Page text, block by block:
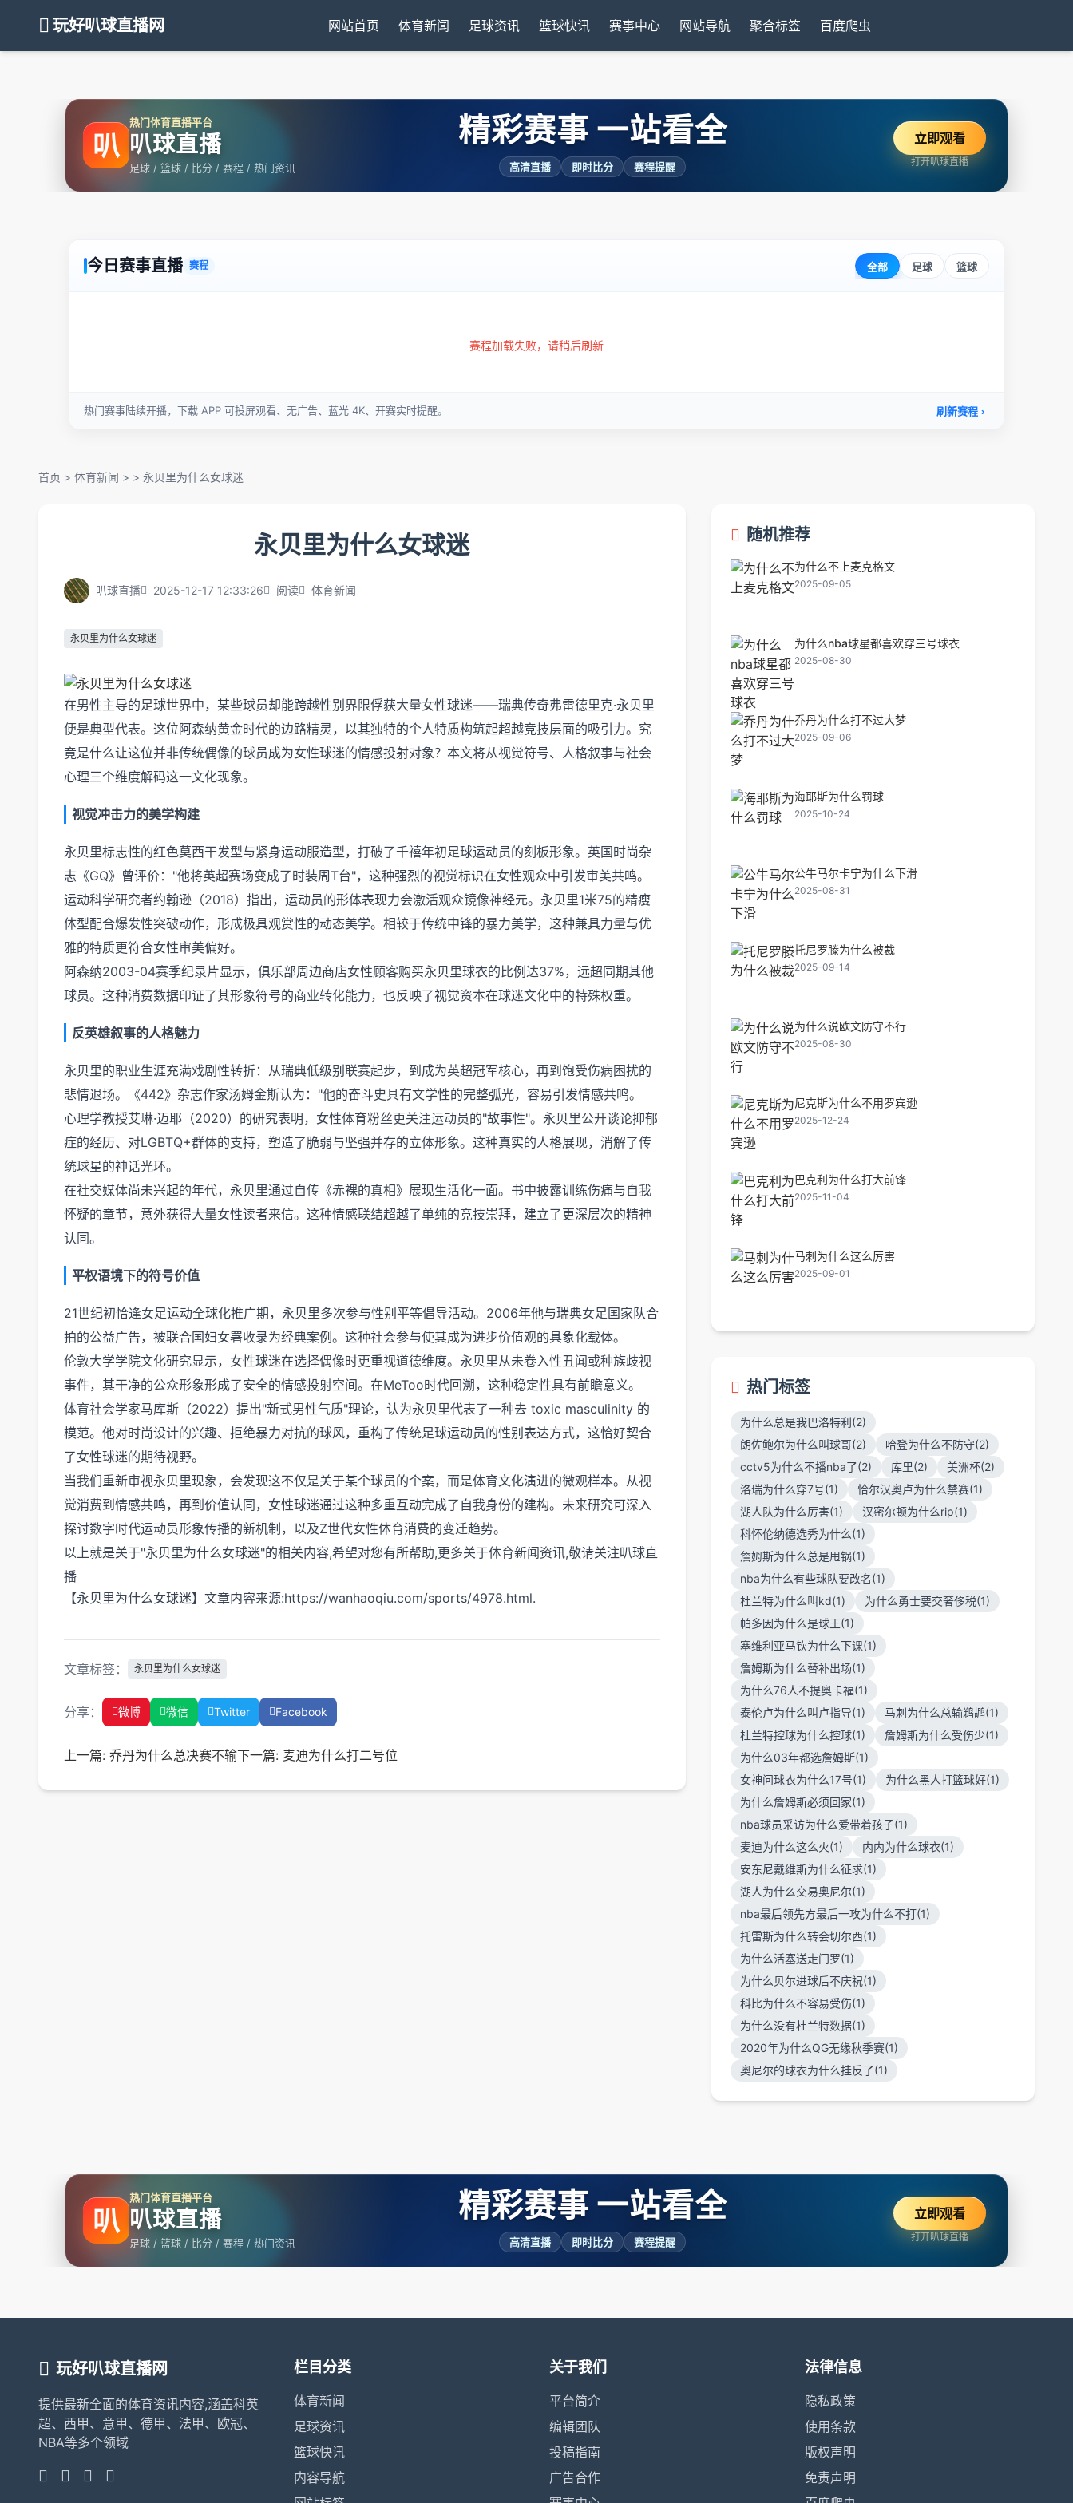
玩好叭球直播网 网站首页 体育新闻 足球资讯 篮球快讯 赛事中心 网站导航 聚合标签 百度爬虫
叭
热门体育直播平台
叭球直播
足球 / 篮球 / 比分 / 赛程 / 热门资讯
精彩赛事 一站看全
高清直播 即时比分 赛程提醒
立即观看
打开叭球直播
首页 > 体育新闻 > > 永贝里为什么女球迷
永贝里为什么女球迷
叭球直播 2025-12-17 12:33:26 阅读 体育新闻
永贝里为什么女球迷
在男性主导的足球世界中，某些球员却能跨越性别界限俘获大量女性球迷——瑞典传奇弗雷德里克·永贝里
便是典型代表。这位阿森纳黄金时代的边路精灵，以其独特的个人特质构筑起超越竞技层面的吸引力。究
竟是什么让这位并非传统偶像的球员成为女性球迷的情感投射对象？本文将从视觉符号、人格叙事与社会
心理三个维度解码这一文化现象。
视觉冲击力的美学构建
永贝里标志性的红色莫西干发型与紧身运动服造型，打破了千禧年初足球运动员的刻板形象。英国时尚杂
志《GQ》曾评价："他将英超赛场变成了时装周T台"，这种强烈的视觉标识在女性观众中引发审美共鸣。
运动科学研究者约翰逊（2018）指出，运动员的形体表现力会激活观众镜像神经元。永贝里1米75的精瘦
体型配合爆发性突破动作，形成极具观赏性的动态美学。相较于传统中锋的暴力美学，这种兼具力量与优
雅的特质更符合女性审美偏好。
阿森纳2003-04赛季纪录片显示，俱乐部周边商店女性顾客购买永贝里球衣的比例达37%，远超同期其他
球员。这种消费数据印证了其形象符号的商业转化能力，也反映了视觉资本在球迷文化中的特殊权重。
反英雄叙事的人格魅力
永贝里的职业生涯充满戏剧性转折：从瑞典低级别联赛起步，到成为英超冠军核心，再到饱受伤病困扰的
悲情退场。《442》杂志作家汤姆金斯认为："他的奋斗史具有文学性的完整弧光，容易引发情感共鸣。
心理学教授艾琳·迈耶（2020）的研究表明，女性体育粉丝更关注运动员的"故事性"。永贝里公开谈论抑郁
症的经历、对LGBTQ+群体的支持，塑造了脆弱与坚强并存的立体形象。这种真实的人格展现，消解了传
统球星的神话光环。
在社交媒体尚未兴起的年代，永贝里通过自传《赤裸的真相》展现生活化一面。书中披露训练伤痛与自我
怀疑的章节，意外获得大量女性读者来信。这种情感联结超越了单纯的竞技崇拜，建立了更深层次的精神
认同。
平权语境下的符号价值
21世纪初恰逢女足运动全球化推广期，永贝里多次参与性别平等倡导活动。2006年他与瑞典女足国家队合
拍的公益广告，被联合国妇女署收录为经典案例。这种社会参与使其成为进步价值观的具象化载体。
伦敦大学学院文化研究显示，女性球迷在选择偶像时更重视道德维度。永贝里从未卷入性丑闻或种族歧视
事件，其干净的公众形象形成了安全的情感投射空间。在MeToo时代回溯，这种稳定性具有前瞻意义。
体育社会学家马库斯（2022）提出"新式男性气质"理论，认为永贝里代表了一种去 toxic masculinity 的
模范。他对时尚设计的兴趣、拒绝暴力对抗的球风，重构了传统足球运动员的性别表达方式，这恰好契合
了女性球迷的期待视野。
当我们重新审视永贝里现象，会发现这不仅是关于某个球员的个案，而是体育文化演进的微观样本。从视
觉消费到情感共鸣，再到价值认同，女性球迷通过这种多重互动完成了自我身份的建构。未来研究可深入
探讨数字时代运动员形象传播的新机制，以及Z世代女性体育消费的变迁趋势。
以上就是关于"永贝里为什么女球迷"的相关内容,希望对您有所帮助,更多关于体育新闻资讯,敬请关注叭球直
播
【永贝里为什么女球迷】文章内容来源:https://wanhaoqiu.com/sports/4978.html.
文章标签： 永贝里为什么女球迷
分享： 微博 微信 Twitter Facebook
上一篇: 乔丹为什么总决赛不输下一篇: 麦迪为什么打二号位
随机推荐
为什么不上麦克格文
2025-09-05
为什么nba球星都喜欢穿三号球衣
2025-08-30
乔丹为什么打不过大梦
2025-09-06
海耶斯为什么罚球
2025-10-24
公牛马尔卡宁为什么下滑
2025-08-31
托尼罗滕为什么被裁
2025-09-14
为什么说欧文防守不行
2025-08-30
尼克斯为什么不用罗宾逊
2025-12-24
巴克利为什么打大前锋
2025-11-04
马刺为什么这么厉害
2025-09-01
热门标签
为什么总是我巴洛特利(2)
朗佐鲍尔为什么叫球哥(2)
哈登为什么不防守(2)
cctv5为什么不播nba了(2)
库里(2)
美洲杯(2)
洛瑞为什么穿7号(1)
恰尔汉奥卢为什么禁赛(1)
湖人队为什么厉害(1)
汉密尔顿为什么rip(1)
科怀伦纳德选秀为什么(1)
詹姆斯为什么总是甩锅(1)
nba为什么有些球队要改名(1)
杜兰特为什么叫kd(1)
为什么勇士要交奢侈税(1)
帕多因为什么是球王(1)
塞维利亚马钦为什么下课(1)
詹姆斯为什么替补出场(1)
为什么76人不提奥卡福(1)
泰伦卢为什么叫卢指导(1)
马刺为什么总输鹈鹕(1)
杜兰特控球为什么控球(1)
詹姆斯为什么受伤少(1)
为什么03年都选詹姆斯(1)
女神问球衣为什么17号(1)
为什么黑人打篮球好(1)
为什么詹姆斯必须回家(1)
nba球员采访为什么爱带着孩子(1)
麦迪为什么这么火(1)
内内为什么球衣(1)
安东尼戴维斯为什么征求(1)
湖人为什么交易奥尼尔(1)
nba最后领先方最后一攻为什么不打(1)
托雷斯为什么转会切尔西(1)
为什么活塞送走门罗(1)
为什么贝尔进球后不庆祝(1)
科比为什么不容易受伤(1)
为什么没有杜兰特数据(1)
2020年为什么QG无缘秋季赛(1)
奥尼尔的球衣为什么挂反了(1)
叭
热门体育直播平台
叭球直播
足球 / 篮球 / 比分 / 赛程 / 热门资讯
精彩赛事 一站看全
高清直播 即时比分 赛程提醒
立即观看
打开叭球直播
玩好叭球直播网
提供最新全面的体育资讯内容,涵盖科英
超、西甲、意甲、德甲、法甲、欧冠、
NBA等多个领域
栏目分类
体育新闻
足球资讯
篮球快讯
内容导航
关于我们
平台简介
编辑团队
投稿指南
广告合作
法律信息
隐私政策
使用条款
版权声明
免责声明